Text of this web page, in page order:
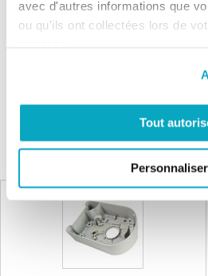
avec d'autres informations que
ou qu'ils ont collectées lors de
Tout
Personnaliser
Connectez vous pour poser
Produits complémentaires